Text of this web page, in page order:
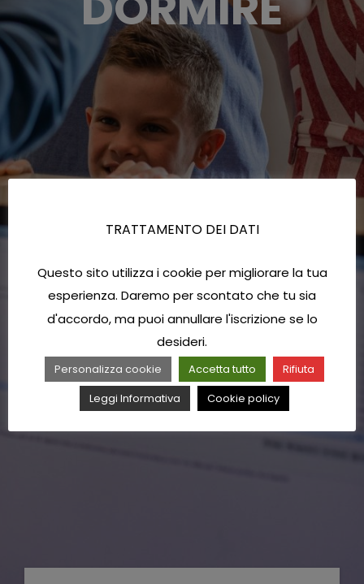
TRATTAMENTO DEI DATI
Questo sito utilizza i cookie per migliorare la tua
esperienza. Daremo per scontato che tu sia
d'accordo, ma puoi annullare l'iscrizione se lo
desideri.
Personalizza cookie Accetta tutto
Rifiuta
Leggi Informativa
Cookie policy